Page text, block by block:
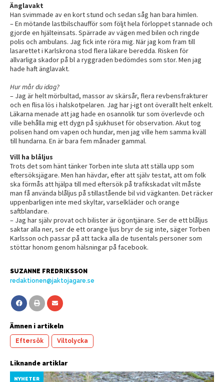
Änglavakt
Han svimmade av en kort stund och sedan såg han bara himlen.
– En mötande lastbilschaufför som följt hela förloppet stannade och
gjorde en hjälteinsats. Spärrade av vägen med bilen och ringde
polis och ambulans. Jag fick inte röra mig. När jag kom fram till
lasarettet i Karlskrona stod flera läkare beredda. Risken för
allvarliga skador på bl a ryggraden bedömdes som stor. Men jag
hade haft änglavakt.
Hur mår du idag?
– Jag är helt mörbultad, massor av skärsår, flera revbensfrakturer
och en flisa lös i halskotpelaren. Jag har j-igt ont överallt helt enkelt.
Läkarna menade att jag hade en osannolik tur som överlevde och
ville behålla mig ett dygn på sjukhuset för observation. Akut tog
polisen hand om vapen och hundar, men jag ville hem samma kväll
till hundarna. En är bara fem månader gammal.
Vill ha blåljus
Trots det som hänt tänker Torben inte sluta att ställa upp som
eftersöksjägare. Men han hävdar, efter att själv testat, att om folk
ska förmås att hjälpa till med eftersök på trafikskadat vilt måste
man få använda blåljus på stillastående bil vid vägkanten. Det räcker
uppenbarligen inte med skyltar, varselkläder och orange
saftblandare.
– Jag har själv provat och bilister är ögontjänare. Ser de ett blåljus
saktar alla ner, ser de ett orange ljus bryr de sig inte, säger Torben
Karlsson och passar på att tacka alla de tusentals personer som
stöttar honom genom hälsningar på facebook.
SUZANNE FREDRIKSSON
redaktionen@jaktojagare.se
Ämnen i artikeln
Eftersök Viltolycka
Liknande artiklar
NYHETER